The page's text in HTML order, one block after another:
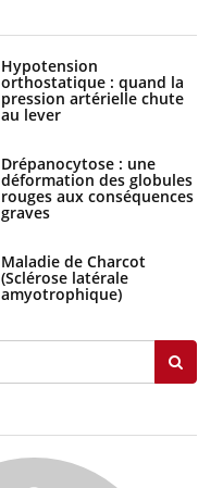
Hypotension
orthostatique : quand la
pression artérielle chute
au lever
Drépanocytose : une
déformation des globules
rouges aux conséquences
graves
Maladie de Charcot
(Sclérose latérale
amyotrophique)